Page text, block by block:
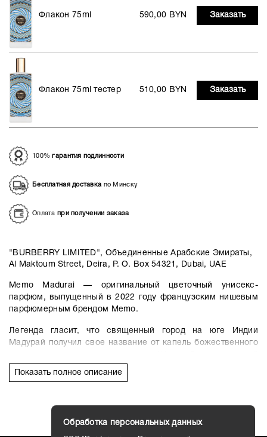
Флакон 75ml 590,00 BYN Заказать
Флакон 75ml тестер 510,00 BYN Заказать
100%гарантия подлинности
Бесплатная доставкапо Минску
Оплата при получении заказа
"BURBERRY LIMITED", Объединенные Арабские Эмираты,
Al Maktoum Street, Deira, P. O. Box 54321, Dubai, UAE
Memo Madurai — оригинальный цветочный унисекс-
парфюм, выпущенный в 2022 году французским нишевым
парфюмерным брендом Memo.
Легенда гласит, что священный город на юге Индии
Мадурай получил свое название от капель божественного
мир, созданный из капли духов, чистый обонятельный
Показать полное описание
Обработка персональных данных